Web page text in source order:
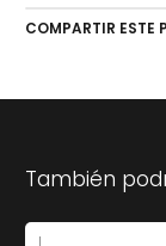
COMPARTIR ESTE
También